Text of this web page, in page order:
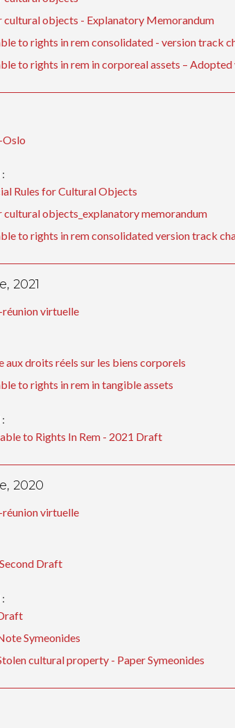
cultural objects - Explanatory Memorandum
to rights in rem consolidated - version track
to rights in rem in corporeal assets – Adopted
Rules for Cultural Objects
cultural objects_explanatory memorandum
to rights in rem consolidated version track
2021
virtuelle
droits réels sur les biens corporels
to rights in rem in tangible assets
to Rights In Rem - 2021 Draft
2020
virtuelle
Draft
Symeonides
cultural property - Paper Symeonides